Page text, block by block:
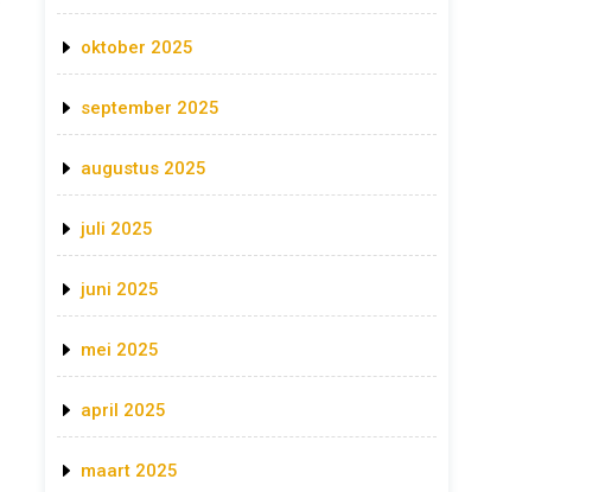
oktober 2025
september 2025
augustus 2025
juli 2025
juni 2025
mei 2025
april 2025
maart 2025